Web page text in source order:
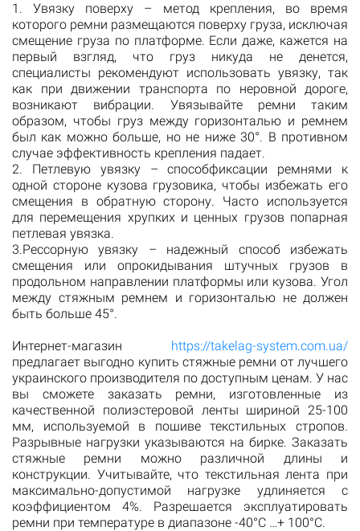
1. Увязку поверху – метод крепления, во время
которого ремни размещаются поверху груза, исключая
смещение груза по платформе. Если даже, кажется на
первый взгляд, что груз никуда не денется,
специалисты рекомендуют использовать увязку, так
как при движении транспорта по неровной дороге,
возникают вибрации. Увязывайте ремни таким
образом, чтобы груз между горизонталью и ремнем
был как можно больше, но не ниже 30°. В противном
случае эффективность крепления падает.
2. Петлевую увязку – способфиксации ремнями к
одной стороне кузова грузовика, чтобы избежать его
смещения в обратную сторону. Часто используется
для перемещения хрупких и ценных грузов попарная
петлевая увязка.
3.Рессорную увязку – надежный способ избежать
смещения или опрокидывания штучных грузов в
продольном направлении платформы или кузова. Угол
между стяжным ремнем и горизонталью не должен
быть больше 45°.
Интернет-магазин https://takelag-system.com.ua/
предлагает выгодно купить стяжные ремни от лучшего
украинского производителя по доступным ценам. У нас
вы сможете заказать ремни, изготовленные из
качественной полиэстеровой ленты шириной 25-100
мм, используемой в пошиве текстильных стропов.
Разрывные нагрузки указываются на бирке. Заказать
стяжные ремни можно различной длины и
конструкции. Учитывайте, что текстильная лента при
максимально-допустимой нагрузке удлиняется с
коэффициентом 4%. Разрешается эксплуатировать
ремни при температуре в диапазоне -40°С …+ 100°С.